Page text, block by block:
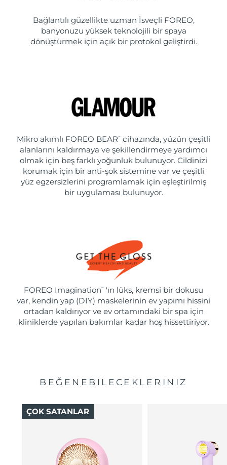
Bağlantılı güzellikte uzman İsveçli FOREO,
banyonuzu yüksek teknolojili bir spaya
dönüştürmek için açık bir protokol geliştirdi.
Mikro akımlı FOREO BEAR ™
cihazında, yüzün çeşitli
alanlarını kaldırmaya ve şekillendirmeye yardımcı
olmak için beş farklı yoğunluk bulunuyor. Cildinizi
korumak için bir anti-şok sistemine var ve çeşitli
yüz egzersizlerini programlamak için eşleştirilmiş
bir uygulaması bulunuyor.
FOREO Imagination ™
'ın lüks, kremsi bir dokusu
var, kendin yap (DIY) maskelerinin ev yapımı hissini
ortadan kaldırıyor ve ev ortamındaki bir spa için
kliniklerde yapılan bakımlar kadar hoş hissettiriyor.
BEĞENEBILECEKLERINIZ
ÇOK SATANLAR